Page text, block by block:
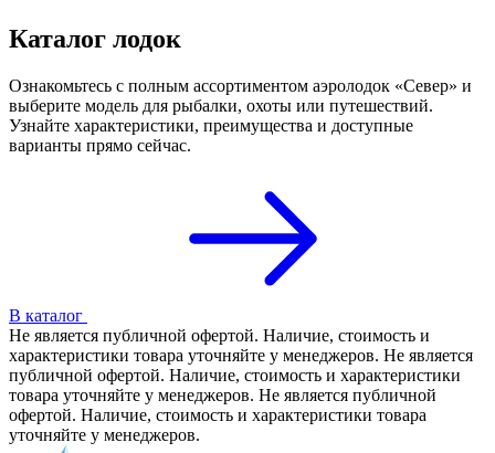
Каталог лодок
Ознакомьтесь с полным ассортиментом аэролодок «Север» и
выберите модель для рыбалки, охоты или путешествий.
Узнайте характеристики, преимущества и доступные
варианты прямо сейчас.
В каталог
Не является публичной офертой. Наличие, стоимость и
характеристики товара уточняйте у менеджеров. Не является
публичной офертой. Наличие, стоимость и характеристики
товара уточняйте у менеджеров. Не является публичной
офертой. Наличие, стоимость и характеристики товара
уточняйте у менеджеров.